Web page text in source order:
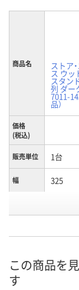
商品名 ストア
ス ウッ
スタン
列 ダー
7011-
品）
価格
(税込)
販売単位 1台
幅 325
号
お届け日
この商品を
す